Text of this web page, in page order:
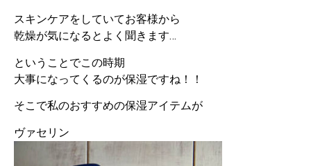
スキンケアをしていてお客様から
乾燥が気になるとよく聞きます…
ということでこの時期
大事になってくるのが保湿ですね！！
そこで私のおすすめの保湿アイテムが
ヴァセリン